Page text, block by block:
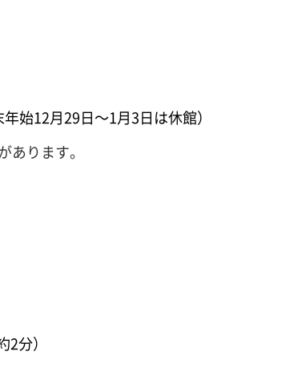
始12月29日～1月3日は休館）
あります。
分）